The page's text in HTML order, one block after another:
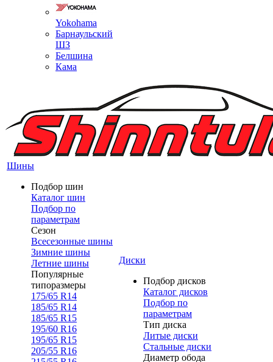
Yokohama
Барнаульский
ШЗ
Белшина
Кама
Шины
Подбор шин
Каталог шин
Подбор по
параметрам
Сезон
Всесезонные шины
Зимние шины
Летние шины
Популярные
типоразмеры
175/65 R14
185/65 R14
185/65 R15
195/60 R16
195/65 R15
205/55 R16
Диски
Подбор дисков
Каталог дисков
Подбор по
параметрам
Тип диска
Литые диски
Стальные диски
Диаметр обода